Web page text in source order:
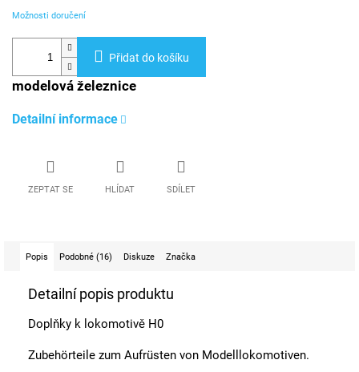
Možnosti doručení
Přidat do košíku
modelová železnice
Detailní informace
ZEPTAT SE HLÍDAT SDÍLET
Popis Podobné (16) Diskuze Značka
Detailní popis produktu
Doplňky k lokomotivě H0
Zubehörteile zum Aufrüsten von Modelllokomotiven.